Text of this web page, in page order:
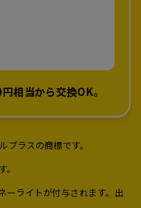
相当から交換OK。
ラスの商標です。
ーライトが付与されます。出